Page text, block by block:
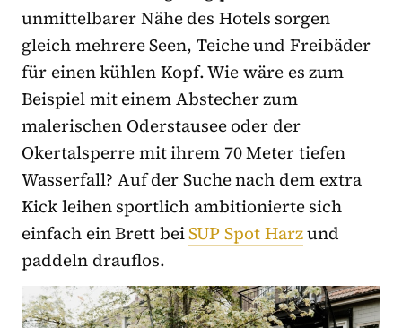
unmittelbarer Nähe des Hotels sorgen
gleich mehrere Seen, Teiche und Freibäder
für einen kühlen Kopf. Wie wäre es zum
Beispiel mit einem Abstecher zum
malerischen Oderstausee oder der
Okertalsperre mit ihrem 70 Meter tiefen
Wasserfall? Auf der Suche nach dem extra
Kick leihen sportlich ambitionierte sich
einfach ein Brett beiSUP Spot Harzund
paddeln drauflos.